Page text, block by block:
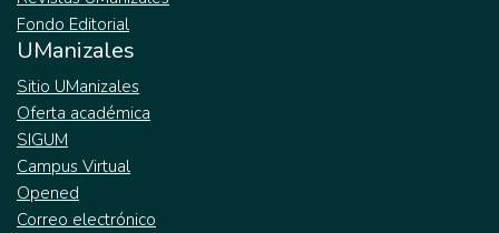
Fondo Editorial
UManizales
Sitio UManizales
Oferta académica
SIGUM
Campus Virtual
Opened
Correo electrónico